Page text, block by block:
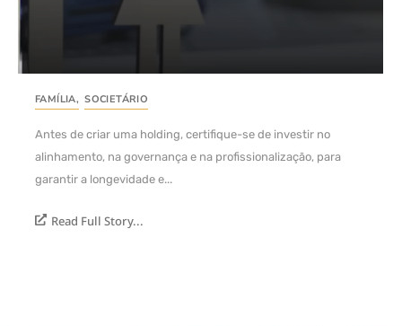
FAMÍLIA, SOCIETÁRIO
Antes de criar uma holding, certifique-se de investir no
alinhamento, na governança e na profissionalização, para
garantir a longevidade e...
Read Full Story...